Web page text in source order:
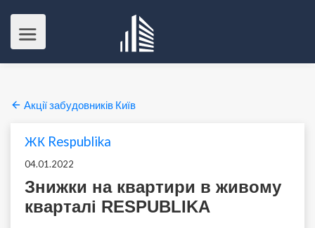
Акції забудовників Київ
ЖК Respublika
04.01.2022
Знижки на квартири в живому
кварталі RESPUBLIKA